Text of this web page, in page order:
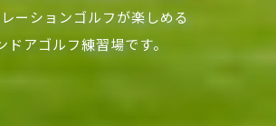
ーションゴルフが楽しめる
ドアゴルフ練習場です。